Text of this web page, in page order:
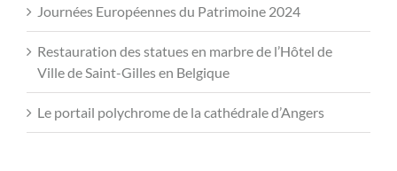
Journées Européennes du Patrimoine 2024
Restauration des statues en marbre de l’Hôtel de
Ville de Saint-Gilles en Belgique
Le portail polychrome de la cathédrale d’Angers